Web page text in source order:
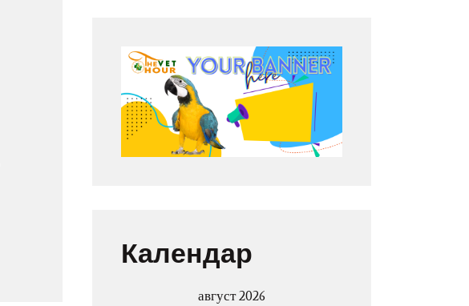
Календар
август 2026